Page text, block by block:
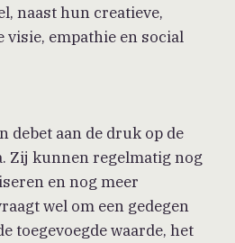
naast hun creatieve,
empathie en social
debet aan de druk op de
Zij kunnen regelmatig nog
en nog meer
wel om een gedegen
toegevoegde waarde, het